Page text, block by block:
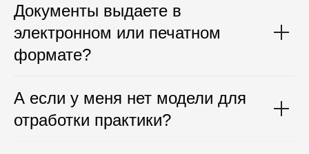
Документы выдаете в
электронном или печатном
формате?
А если у меня нет модели для
отработки практики?